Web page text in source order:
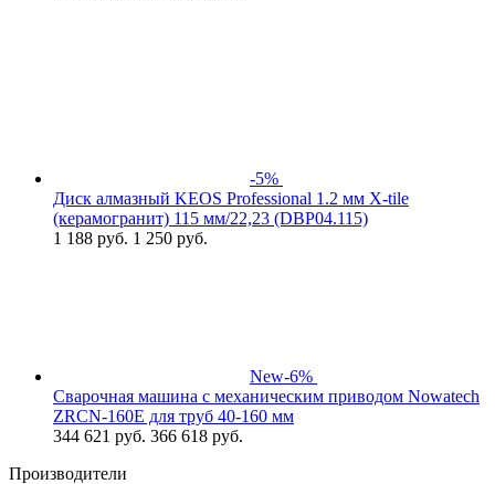
-5%
Диск алмазный KEOS Professional 1.2 мм X-tile
(керамогранит) 115 мм/22,23 (DBP04.115)
1 188 руб. 1 250 руб.
New-6%
Сварочная машина с механическим приводом Nowatech
ZRCN-160Е для труб 40-160 мм
344 621 руб. 366 618 руб.
Производители